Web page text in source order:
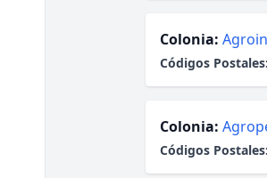
Colonia:
Códigos Postales:
Colonia:
Códigos Postales: